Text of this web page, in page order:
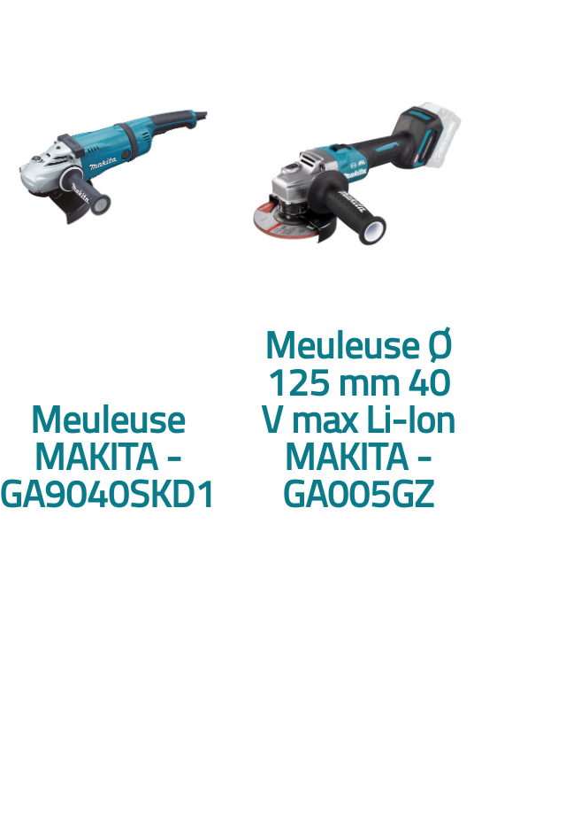
Meuleuse
MAKITA -
GA9040SKD1
Meuleuse Ø
125 mm 40
V max Li-Ion
MAKITA -
GA005GZ